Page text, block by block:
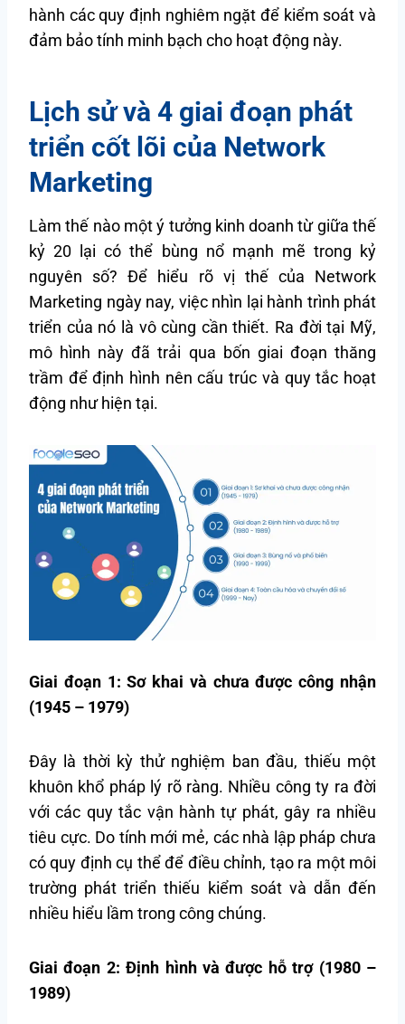
hành các quy định nghiêm ngặt để kiểm soát và
đảm bảo tính minh bạch cho hoạt động này.
Lịch sử và 4 giai đoạn phát
triển cốt lõi của Network
Marketing
Làm thế nào một ý tưởng kinh doanh từ giữa thế
kỷ 20 lại có thể bùng nổ mạnh mẽ trong kỷ
nguyên số? Để hiểu rõ vị thế của Network
Marketing ngày nay, việc nhìn lại hành trình phát
triển của nó là vô cùng cần thiết. Ra đời tại Mỹ,
mô hình này đã trải qua bốn giai đoạn thăng
trầm để định hình nên cấu trúc và quy tắc hoạt
động như hiện tại.
Giai đoạn 1: Sơ khai và chưa được công nhận
(1945 – 1979)
Đây là thời kỳ thử nghiệm ban đầu, thiếu một
khuôn khổ pháp lý rõ ràng. Nhiều công ty ra đời
với các quy tắc vận hành tự phát, gây ra nhiều
tiêu cực. Do tính mới mẻ, các nhà lập pháp chưa
có quy định cụ thể để điều chỉnh, tạo ra một môi
trường phát triển thiếu kiểm soát và dẫn đến
nhiều hiểu lầm trong công chúng.
Giai đoạn 2: Định hình và được hỗ trợ (1980 –
1989)